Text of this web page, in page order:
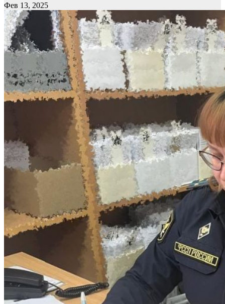
Фев 13, 2025